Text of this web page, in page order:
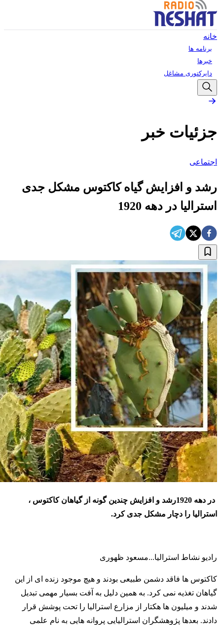
خانه
برنامه ها
خبرها
دایرکتوری مشاغل
جزئیات خبر
اجتماعی
رشد و افزایش گیاه کاکتوس مشکل جدی
استرالیا در دهه 1920
در دهه 1920رشد و افزایش چندین گونه از گیاهان کاکتوس‌ ،
استرالیا را دچار مشکل جدی کرد.
رادیو نشاط استرالیا...مسعود ظهوری
کاکتوس ‌ها فاقد دشمن طبیعی بودند و هیچ موجود زنده ‌ای از این
گیاهان تغذیه نمی کرد. به همین دلیل به آفت بسیار مهمی تبدیل
شدند و میلیون‌ ها هکتار از مزارع استرالیا را تحت پوشش قرار
دادند. بعدها پژوهشگران استرالیایی پروانه ‌هایی به نام علمی